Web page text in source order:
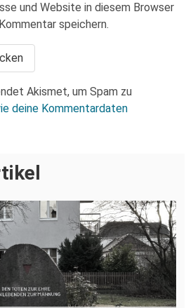
und Website in diesem Browser
speichern.
Akismet, um Spam zu
deine Kommentardaten